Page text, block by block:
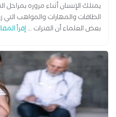
يمتلك الإنسان أثناء مروره
الطاقات والمهارات والمواهب التي
بعض العلماء أن الفترات ...إقرأ